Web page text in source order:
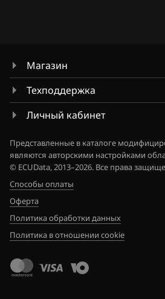
Магазин
Техподдержка
Личный кабинет
Представленные в каталоге
являются авторскими настройками
© ECUData, 2013–2026. Все права
Способы оплаты
Оферта
Политика обработки данных
Политика в отношении cookie